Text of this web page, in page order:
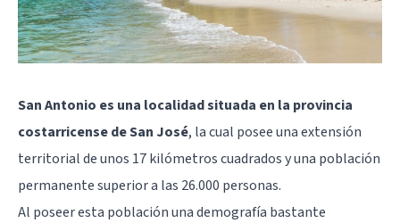
San Antonio es una localidad situada en la provincia
costarricense de San José, la cual posee una extensión
territorial de unos 17 kilómetros cuadrados y una población
permanente superior a las 26.000 personas.
Al poseer esta población una demografía bastante